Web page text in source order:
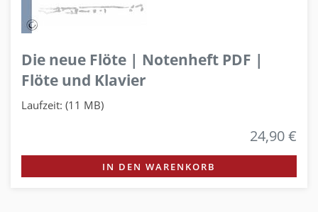
Die neue Flöte | Notenheft PDF |
Flöte und Klavier
Laufzeit: (11 MB)
24,90 €
IN DEN WARENKORB